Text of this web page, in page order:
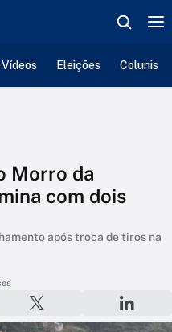
Vídeos Eleições
Morro da
com dois
após troca de tiros na